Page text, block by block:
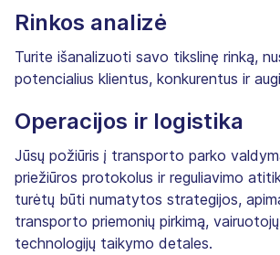
Rinkos analizė
Turite išanalizuoti savo tikslinę rinką,
potencialius klientus, konkurentus ir
Operacijos ir logistika
Jūsų požiūris į transporto parko
priežiūros protokolus ir reguliavimo
turėtų būti numatytos strategijos,
transporto priemonių pirkimą,
technologijų taikymo detales.